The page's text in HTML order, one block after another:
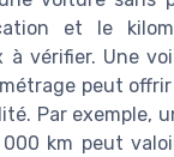
et le
à vérifier. Une
peut
Par exemple,
km peut